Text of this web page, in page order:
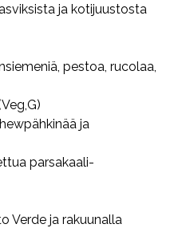
ja kotijuustosta
pestoa, rucolaa,
ja
parsakaali-
Verde ja rakuunalla